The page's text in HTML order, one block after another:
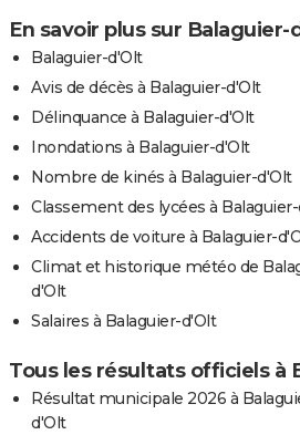
En savoir plus sur Balaguier-
Balaguier-d'Olt
Avis de décès à Balaguier-d'Olt
Délinquance à Balaguier-d'Olt
Inondations à Balaguier-d'Olt
Nombre de kinés à Balaguier-d'Olt
Classement des lycées à
Accidents de voiture à Balaguier-
Climat et historique météo de
d'Olt
Salaires à Balaguier-d'Olt
Tous les résultats officiels à
Résultat municipale 2026 à
d'Olt